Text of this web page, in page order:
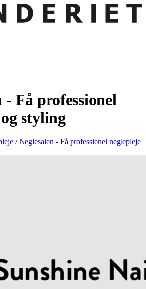
- Få professionel
styling
/Neglesalon - Få professionel neglepleje